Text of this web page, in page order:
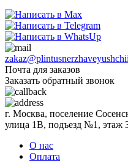
Почта для заказов
Заказать обратный звонок
г. Москва, поселение
улица 1В, подъезд №1, этаж
О нас
Оплата